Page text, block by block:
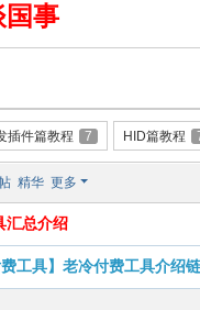
国事
插件篇教程 7 HID篇教程
精华 更多
汇总介绍
费工具】老冷付费工具介绍